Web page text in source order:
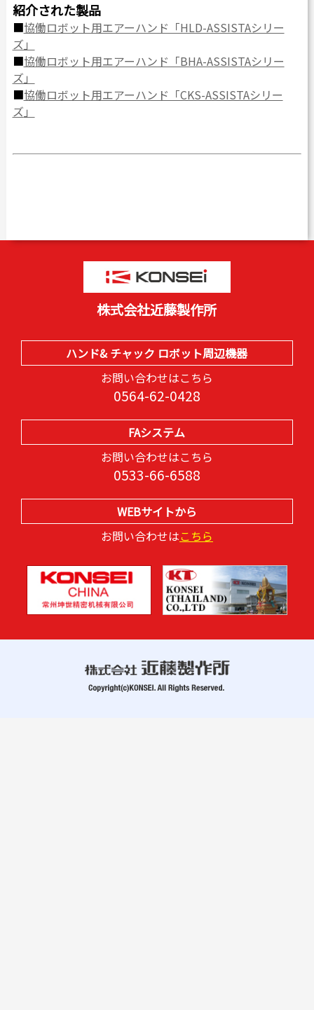
紹介された製品
■協働ロボット用エアーハンド「HLD-ASSISTAシリー
ズ」
■協働ロボット用エアーハンド「BHA-ASSISTAシリー
ズ」
■協働ロボット用エアーハンド「CKS-ASSISTAシリー
ズ 」
株式会社近藤製作所
ハンド& チャック ロボット周辺機器
お問い合わせはこちら
0564-62-0428
FAシステム
お問い合わせはこちら
0533-66-6588
WEBサイトから
お問い合わせはこちら